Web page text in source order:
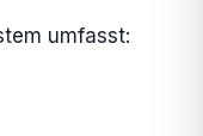
umfasst: